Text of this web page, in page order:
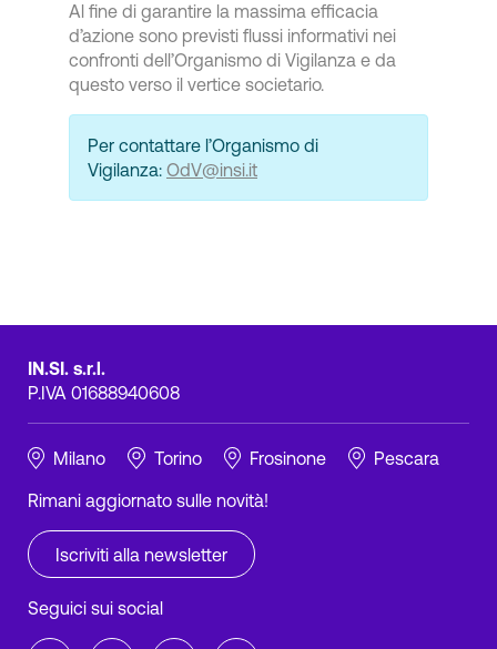
Al fine di garantire la massima efficacia
d’azione sono previsti flussi informativi nei
confronti dell’Organismo di Vigilanza e da
questo verso il vertice societario.
Per contattare l’Organismo di
Vigilanza: OdV@insi.it
IN.SI. s.r.l.
P.IVA 01688940608
Milano Torino Frosinone Pescara
Rimani aggiornato sulle novità!
Iscriviti alla newsletter
Seguici sui social